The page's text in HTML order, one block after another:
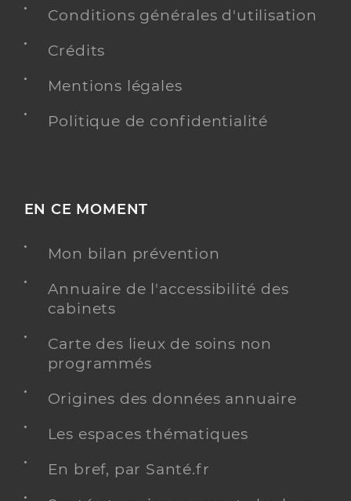
Conditions générales d'utilisation
Crédits
Mentions légales
Politique de confidentialité
EN CE MOMENT
Mon bilan prévention
Annuaire de l'accessibilité des
cabinets
Carte des lieux de soins non
programmés
Origines des données annuaire
Les espaces thématiques
En bref, par Santé.fr